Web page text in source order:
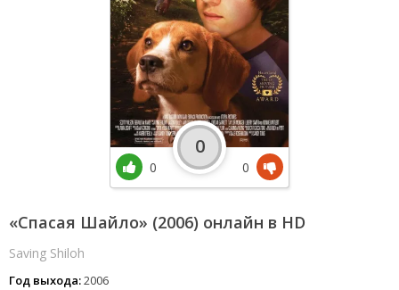
«Спасая Шайло» (2006) онлайн в HD
Saving Shiloh
Год выхода:2006
0
0
0